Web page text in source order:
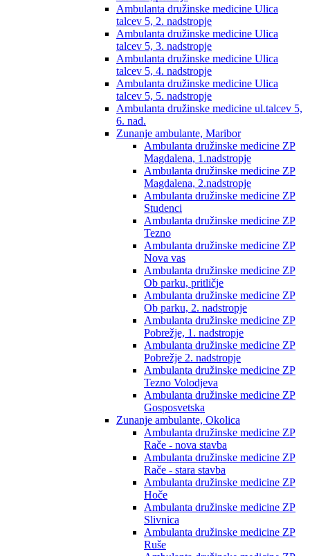
Ambulanta družinske medicine Ulica
talcev 5, 2. nadstropje
Ambulanta družinske medicine Ulica
talcev 5, 3. nadstropje
Ambulanta družinske medicine Ulica
talcev 5, 4. nadstropje
Ambulanta družinske medicine Ulica
talcev 5, 5. nadstropje
Ambulanta družinske medicine ul.talcev 5,
6. nad.
Zunanje ambulante, Maribor
Ambulanta družinske medicine ZP
Magdalena, 1.nadstropje
Ambulanta družinske medicine ZP
Magdalena, 2.nadstropje
Ambulanta družinske medicine ZP
Studenci
Ambulanta družinske medicine ZP
Tezno
Ambulanta družinske medicine ZP
Nova vas
Ambulanta družinske medicine ZP
Ob parku, pritličje
Ambulanta družinske medicine ZP
Ob parku, 2. nadstropje
Ambulanta družinske medicine ZP
Pobrežje, 1. nadstropje
Ambulanta družinske medicine ZP
Pobrežje 2. nadstropje
Ambulanta družinske medicine ZP
Tezno Volodjeva
Ambulanta družinske medicine ZP
Gosposvetska
Zunanje ambulante, Okolica
Ambulanta družinske medicine ZP
Rače - nova stavba
Ambulanta družinske medicine ZP
Rače - stara stavba
Ambulanta družinske medicine ZP
Hoče
Ambulanta družinske medicine ZP
Slivnica
Ambulanta družinske medicine ZP
Ruše